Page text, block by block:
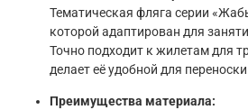
Тематическая фляга серии
которой адаптирован для
Точно подходит к жилетам для
делает её удобной для
Преимущества материала: